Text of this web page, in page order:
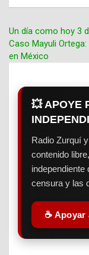
Navegación
entradas
Un día como hoy 3
Caso Mayuli
en México
💥 APOYE
Radio Zurquí
contenido
censura y las
☕